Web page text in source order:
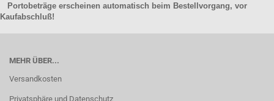
Portobeträge erscheinen automatisch beim Bestellvorgang, vor
Kaufabschluß!
MEHR ÜBER...
Versandkosten
Privatsphäre und Datenschutz